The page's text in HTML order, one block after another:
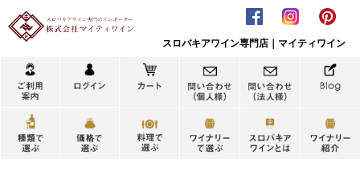
スロバキアワイン専門店｜マイティワイン